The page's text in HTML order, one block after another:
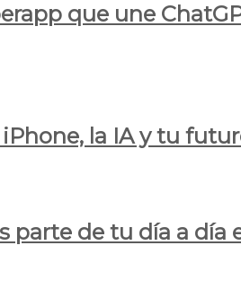
que une
la IA y tu
parte de tu día a